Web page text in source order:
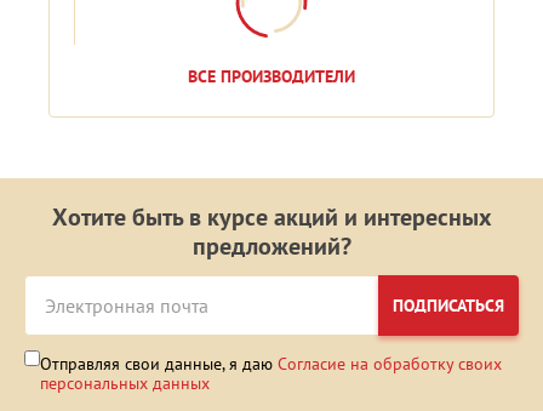
ВСЕ ПРОИЗВОДИТЕЛИ
Хотите быть в курсе акций и интересных
предложений?
ПОДПИСАТЬСЯ
Отправляя свои данные, я даю Согласие на обработку своих
персональных данных